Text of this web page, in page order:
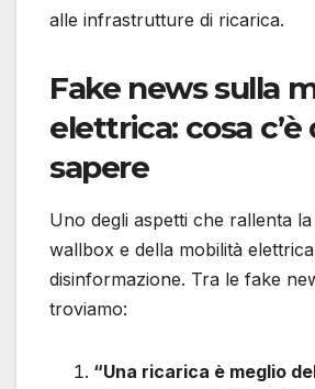
alle infrastrutture di ricarica.
Fake news sulla
elettrica: cosa c’è
sapere
Uno degli aspetti che rallenta
wallbox e della mobilità
disinformazione. Tra le fake
troviamo:
“Una ricarica è meglio